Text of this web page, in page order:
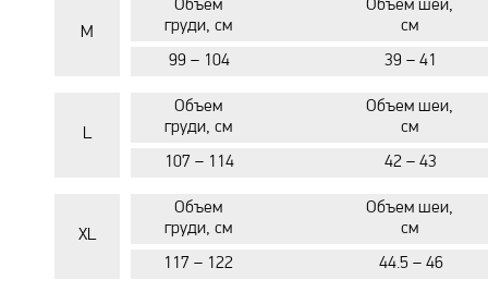
M
Объем
груди, см
Объем шеи,
см
99 – 104
39 – 41
L
Объем
груди, см
Объем шеи,
см
107 – 114
42 – 43
XL
Объем
груди, см
Объем шеи,
см
117 – 122
44.5 – 46